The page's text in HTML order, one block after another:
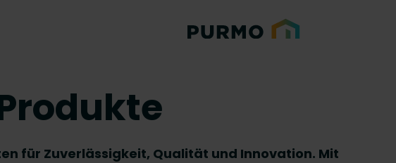
für Zuverlässigkeit, Qualität und Innovation. Mit